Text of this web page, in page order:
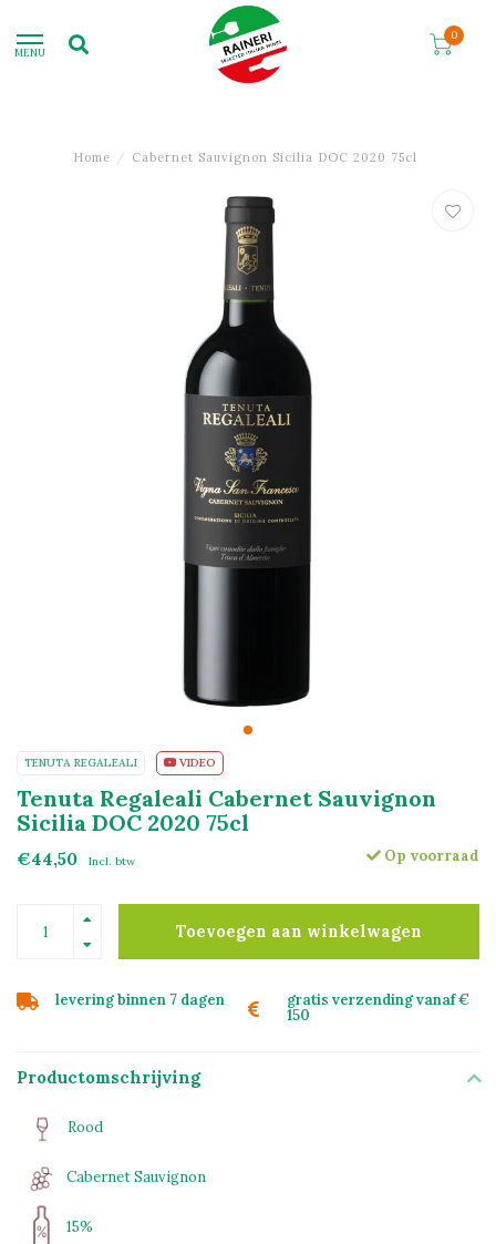
MENU
0
Home / Cabernet Sauvignon Sicilia DOC 2020 75cl
TENUTA REGALEALI VIDEO
Tenuta Regaleali Cabernet Sauvignon
Sicilia DOC 2020 75cl
€44,50 Incl. btw Op voorraad
Toevoegen aan winkelwagen
levering binnen 7 dagen
gratis verzending vanaf €
150
Productomschrijving
Rood
Cabernet Sauvignon
15%